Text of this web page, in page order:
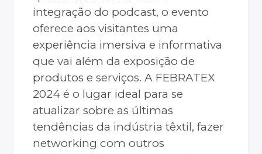
integração do podcast, o evento
oferece aos visitantes uma
experiência imersiva e informativa
que vai além da exposição de
produtos e serviços. A FEBRATEX
2024 é o lugar ideal para se
atualizar sobre as últimas
tendências da indústria têxtil, fazer
networking com outros